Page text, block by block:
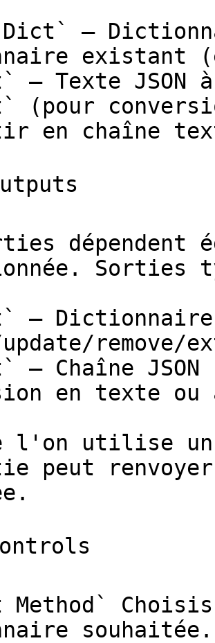
Dict` —
existant
— Texte JSON
(pour
en chaîne
dépendent
Sorties
—
remove/
— Chaîne
en texte ou
l'on utilise
peut
Method`